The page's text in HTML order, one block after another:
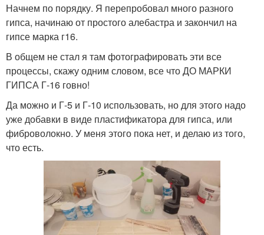
Начнем по порядку. Я перепробовал много разного
гипса, начинаю от простого алебастра и закончил на
гипсе марка г16.
В общем не стал я там фотографировать эти все
процессы, скажу одним словом, все что ДО МАРКИ
ГИПСА Г-16 говно!
Да можно и Г-5 и Г-10 использовать, но для этого надо
уже добавки в виде пластификатора для гипса, или
фиброволокно. У меня этого пока нет, и делаю из того,
что есть.